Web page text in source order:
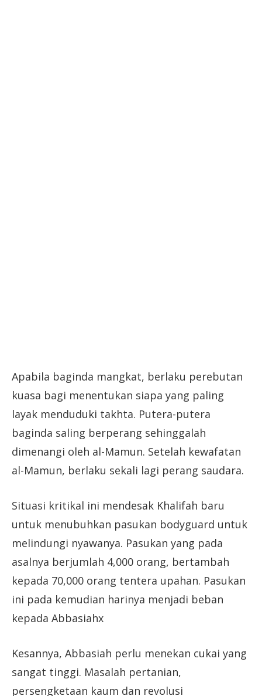
Apabila baginda mangkat, berlaku perebutan
kuasa bagi menentukan siapa yang paling
layak menduduki takhta. Putera-putera
baginda saling berperang sehinggalah
dimenangi oleh al-Mamun. Setelah kewafatan
al-Mamun, berlaku sekali lagi perang saudara.
Situasi kritikal ini mendesak Khalifah baru
untuk menubuhkan pasukan bodyguard untuk
melindungi nyawanya. Pasukan yang pada
asalnya berjumlah 4,000 orang, bertambah
kepada 70,000 orang tentera upahan. Pasukan
ini pada kemudian harinya menjadi beban
kepada Abbasiahx
Kesannya, Abbasiah perlu menekan cukai yang
sangat tinggi. Masalah pertanian,
persengketaan kaum dan revolusi